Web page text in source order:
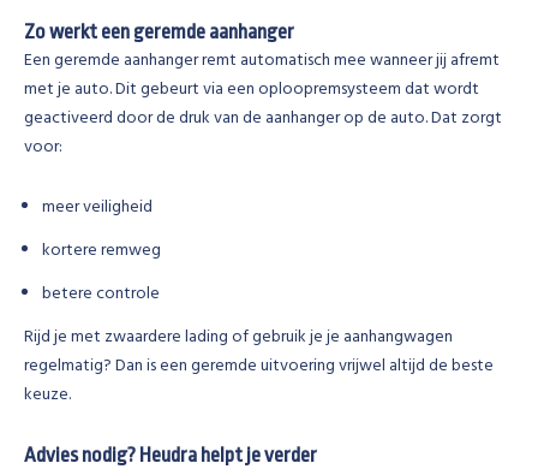
Zo werkt een geremde aanhanger
Een geremde aanhanger remt automatisch mee wanneer jij afremt
met je auto. Dit gebeurt via een oploopremsysteem dat wordt
geactiveerd door de druk van de aanhanger op de auto. Dat zorgt
voor:
meer veiligheid
kortere remweg
betere controle
Rijd je met zwaardere lading of gebruik je je aanhangwagen
regelmatig? Dan is een geremde uitvoering vrijwel altijd de beste
keuze.
Advies nodig? Heudra helpt je verder